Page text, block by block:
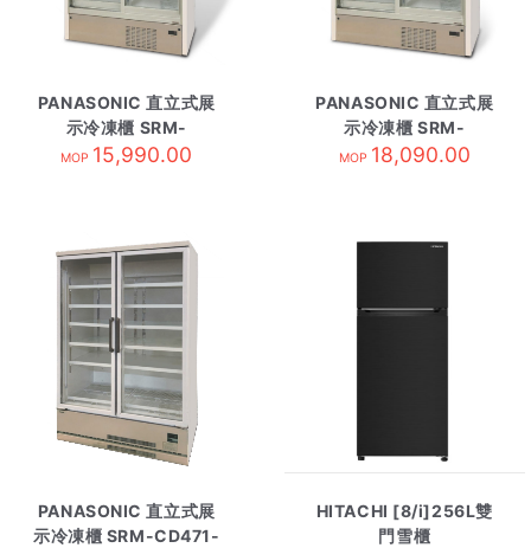
PANASONIC 直立式展
示冷凍櫃 SRM-
CDC319NL-TS3
MOP 15,990.00
PANASONIC 直立式展
示冷凍櫃 SRM-
CDC419NL-TS4
MOP 18,090.00
PANASONIC 直立式展
示冷凍櫃 SRM-CD471-
HITACHI [8/i]256L雙
門雪櫃